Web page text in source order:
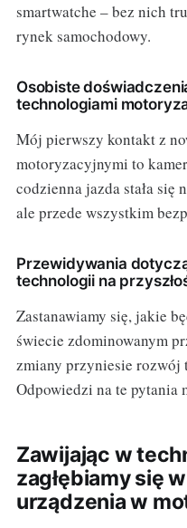
smartwatche – bez nich
rynek samochodowy.
Osobiste
technologiami
Mój pierwszy kontakt z
motoryzacyjnymi to
codzienna jazda stała
ale przede wszystkim
Przewidywania
technologii na
Zastanawiamy się, jakie
świecie zdominowanym
zmiany przyniesie
Odpowiedzi na te pytania
Zawijając w
zagłębiamy się
urządzenia w